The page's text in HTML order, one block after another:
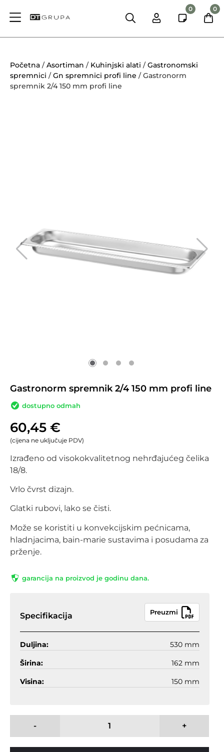
0 0
Početna /Asortiman / Kuhinjski alati /Gastronomski
spremnici /Gn spremnici profi line / Gastronorm
spremnik 2/4 150 mm profi line
Gastronorm spremnik 2/4 150 mm profi line
dostupno odmah
60,45 €
(cijena ne uključuje PDV)
Izrađeno od visokokvalitetnog nehrđajućeg čelika
18/8.
Vrlo čvrst dizajn.
Glatki rubovi, lako se čisti.
Može se koristiti u konvekcijskim pećnicama,
hladnjacima, bain-marie sustavima i posudama za
prženje.
garancija na proizvod je godinu dana.
Specifikacija Preuzmi
Duljina: 530 mm
Širina: 162 mm
Visina: 150 mm
- +